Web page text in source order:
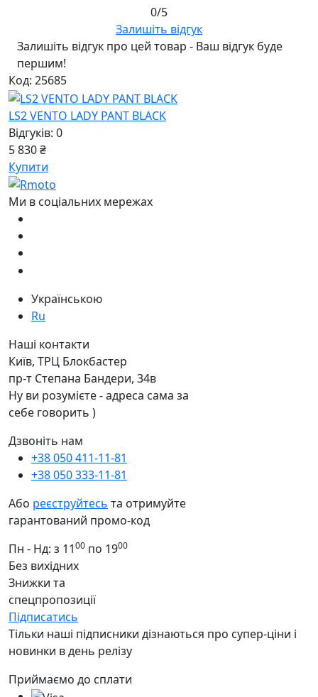
0/5
Залишіть відгук
Залишіть відгук про цей товар - Ваш відгук буде
першим!
Код: 25685
LS2 VENTO LADY PANT BLACK
Відгуків: 0
5 830 ₴
Купити
Ми в соціальних мережах
Українською
Ru
Наші контакти
Київ, ТРЦ Блокбастер
пр-т Степана Бандери, 34в
Ну ви розумієте - адреса сама за
себе говорить )
Дзвоніть нам
+38 050 411-11-81
+38 050 333-11-81
Або реєструйтесь та отримуйте
гарантований промо-код
Пн - Нд: з 1100 по 1900
Без вихідних
Знижки та
спецпропозиції
Підписатись
Тільки наші підписники дізнаються про супер-ціни і
новинки в день релізу
Приймаємо до сплати